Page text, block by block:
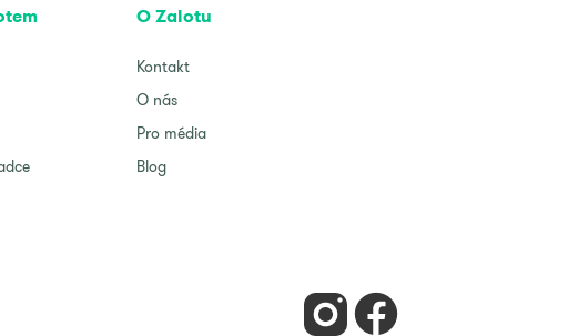
O Zalotu
Kontakt
O nás
Pro média
Blog